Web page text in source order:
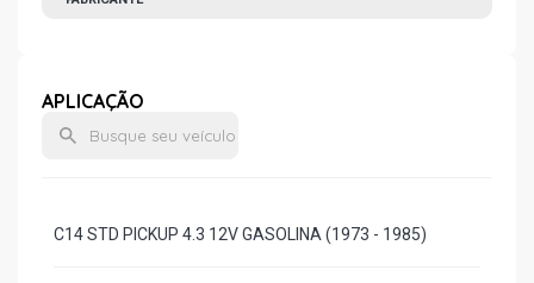
APLICAÇÃO
C14 STD PICKUP 4.3 12V GASOLINA (1973 - 1985)